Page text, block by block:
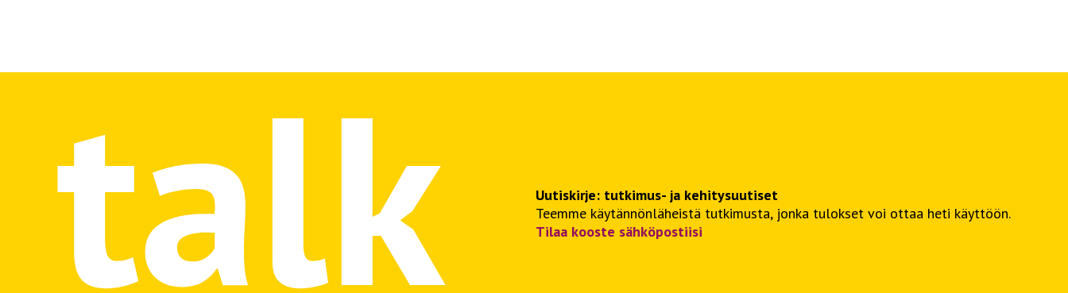
Uutiskirje: tutkimus- ja kehitysuutiset
Teemme käytännönläheistä tutkimusta, jonka tulokset voi ottaa heti käyttöön.
Tilaa kooste sähköpostiisi